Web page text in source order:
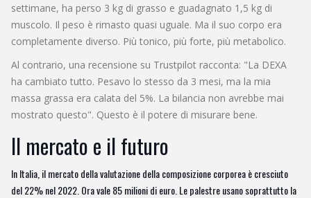
settimane, ha perso 3 kg di grasso e guadagnato 1,5 kg di
muscolo. Il peso è rimasto quasi uguale. Ma il suo corpo era
completamente diverso. Più tonico, più forte, più metabolico.
Al contrario, una recensione su Trustpilot racconta: "La DEXA
ha cambiato tutto. Pesavo lo stesso da 3 mesi, ma la mia
massa grassa era calata del 5%. La bilancia non avrebbe mai
mostrato questo". Questo è il potere di misurare bene.
Il mercato e il futuro
In Italia, il mercato della valutazione della composizione corporea è cresciuto
del 22% nel 2022. Ora vale 85 milioni di euro. Le palestre usano soprattutto la